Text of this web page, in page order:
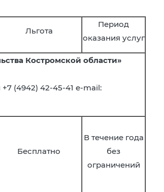
Льгота
Период
оказания услуг
Костромской области»
(4942) 42-45-41 e-mail:
Бесплатно
В течение года
без
ограничений